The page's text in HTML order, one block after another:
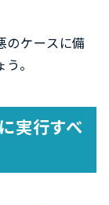
のケースに備
。
実行すべ